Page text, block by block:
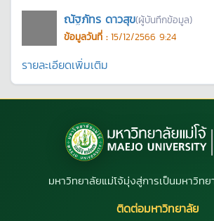
ณัฐภัทร ดาวสุข(ผู้บันทึกข้อมูล)
ข้อมูลวันที่ : 15/12/2566 9:24
รายละเอียดเพิ่มเติม
มหาวิทยาลัยแม่โจ้มุ่งสู่การเป็นมหาวิทย
ติดต่อมหาวิทยาลัย